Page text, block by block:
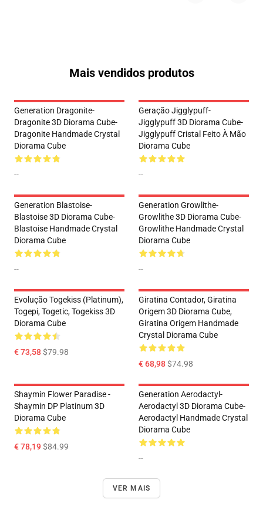
Mais vendidos produtos
Generation Dragonite-
Dragonite 3D Diorama Cube-
Dragonite Handmade Crystal
Diorama Cube
--
Geração Jigglypuff-
Jigglypuff 3D Diorama Cube-
Jigglypuff Cristal Feito À Mão
Diorama Cube
--
Generation Blastoise-
Blastoise 3D Diorama Cube-
Blastoise Handmade Crystal
Diorama Cube
--
Generation Growlithe-
Growlithe 3D Diorama Cube-
Growlithe Handmade Crystal
Diorama Cube
--
Evolução Togekiss (Platinum),
Togepi, Togetic, Togekiss 3D
Diorama Cube
€ 73,58$79.98
Giratina Contador, Giratina
Origem 3D Diorama Cube,
Giratina Origem Handmade
Crystal Diorama Cube
€ 68,98$74.98
Shaymin Flower Paradise -
Shaymin DP Platinum 3D
Diorama Cube
€ 78,19$84.99
Generation Aerodactyl-
Aerodactyl 3D Diorama Cube-
Aerodactyl Handmade Crystal
Diorama Cube
--
VER MAIS